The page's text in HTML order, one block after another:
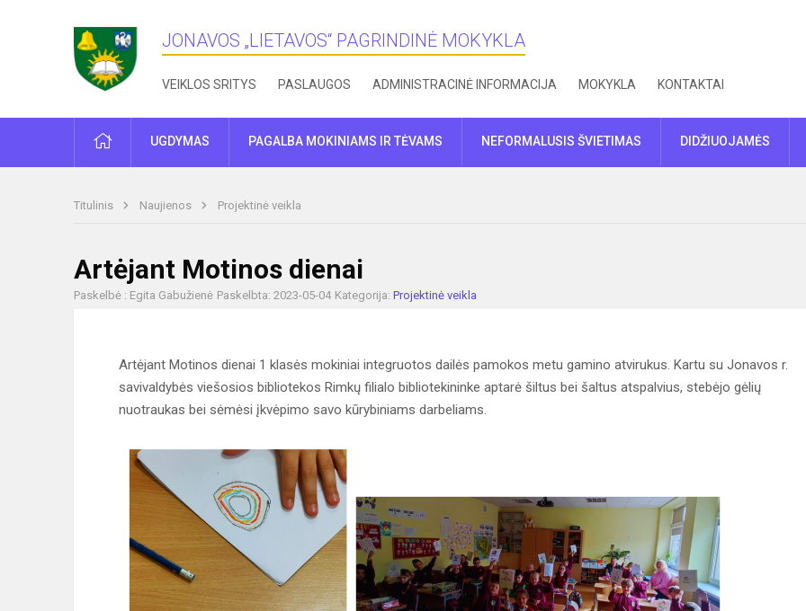
JONAVOS „LIETAVOS“ PAGRINDINĖ MOKYKLA
VEIKLOS SRITYS PASLAUGOS ADMINISTRACINĖ INFORMACIJA MOKYKLA KONTAKTAI
PRADŽIAUGDYMAS PAGALBA MOKINIAMS IR TĖVAMS NEFORMALUSIS ŠVIETIMAS DIDŽIUOJAMĖS
Titulinis Naujienos Projektinė veikla
Artėjant Motinos dienai
Paskelbė : Egita Gabužienė Paskelbta: 2023-05-04 Kategorija: Projektinė veikla
Artėjant Motinos dienai 1 klasės mokiniai integruotos dailės pamokos metu gamino atvirukus. Kartu su Jonavos r.
savivaldybės viešosios bibliotekos Rimkų filialo bibliotekininke aptarė šiltus bei šaltus atspalvius, stebėjo gėlių
nuotraukas bei sėmėsi įkvėpimo savo kūrybiniams darbeliams.